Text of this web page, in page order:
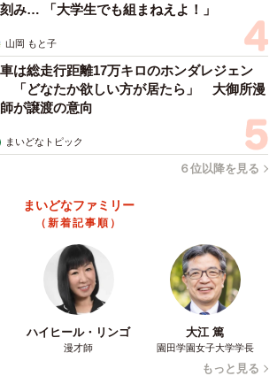
み… 「大学生でも組まねえよ！」
山岡 もと子
は総走行距離17万キロのホンダレジェン
「どなたか欲しい方が居たら」 大御所漫
が譲渡の意向
まいどなトピック
６位以降を見る
まいどなファミリー
（新着記事順）
ハイヒール・リンゴ
漫才師
大江 篤
園田学園女子大学学長
もっと見る